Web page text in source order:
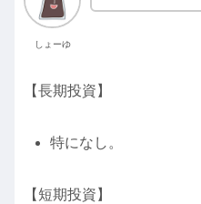
しょーゆ
【長期投資】
特になし。
【短期投資】